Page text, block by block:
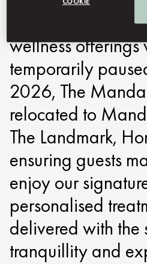
summer recess,
wellness
temporarily
2026, The
relocated to
The Landmark,
ensuring guests
enjoy our
personalised
delivered with the
tranquillity and